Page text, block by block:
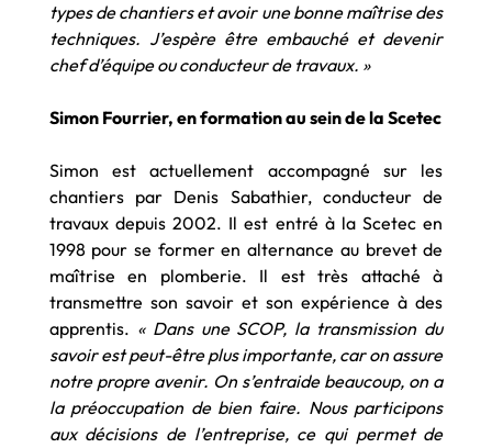
types de chantiers et avoir une bonne maîtrise des
techniques. J’espère être embauché et devenir
chef d’équipe ou conducteur de travaux. »
Simon Fourrier, en formation au sein de la Scetec
Simon est actuellement accompagné sur les
chantiers par Denis Sabathier, conducteur de
travaux depuis 2002. Il est entré à la Scetec en
1998 pour se former en alternance au brevet de
maîtrise en plomberie. Il est très attaché à
transmettre son savoir et son expérience à des
apprentis. « Dans une SCOP, la transmission du
savoir est peut-être plus importante, car on assure
notre propre avenir. On s’entraide beaucoup, on a
la préoccupation de bien faire. Nous participons
aux décisions de l’entreprise, ce qui permet de